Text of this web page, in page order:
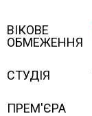
ВІКОВЕ
ОБМЕЖЕННЯ
СТУДІЯ
ПРЕМ'ЄРА